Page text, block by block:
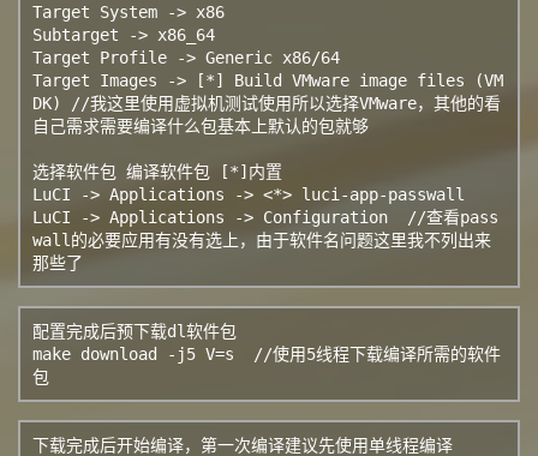
Target System -> x86
Subtarget -> x86_64
Target Profile -> Generic x86/64
Target Images -> [*] Build VMware image files (VM
DK) //我这里使用虚拟机测试使用所以选择VMware，其他的看
自己需求需要编译什么包基本上默认的包就够
选择软件包 编译软件包 [*]内置
LuCI -> Applications -> <*> luci-app-passwall
LuCI -> Applications -> Configuration  //查看pass
wall的必要应用有没有选上，由于软件名问题这里我不列出来
那些了
配置完成后预下载dl软件包
make download -j5 V=s  //使用5线程下载编译所需的软件
包
下载完成后开始编译，第一次编译建议先使用单线程编译